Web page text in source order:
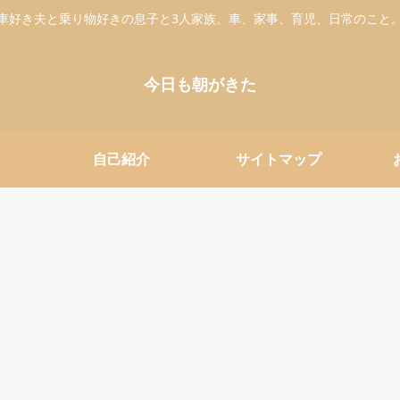
好き夫と乗り物好きの息子と3人家族。車、家事、育児、日常のこと。
今日も朝がきた
自己紹介 サイトマップ